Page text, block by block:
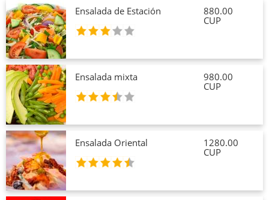
Ensalada de Estación
880.00
CUP
Ensalada mixta
980.00
CUP
Ensalada Oriental
1280.00
CUP